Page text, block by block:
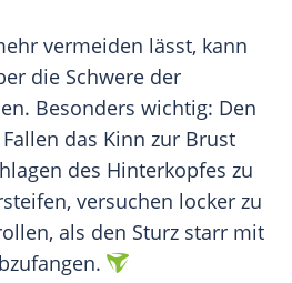
vermeiden lässt, kann
die Schwere der
Besonders wichtig: Den
das Kinn zur Brust
des Hinterkopfes zu
versuchen locker zu
als den Sturz starr mit